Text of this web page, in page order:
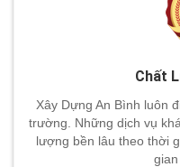
Chất
Xây Dựng An Bình luôn
trường. Những dịch vụ
lượng bền lâu theo thời